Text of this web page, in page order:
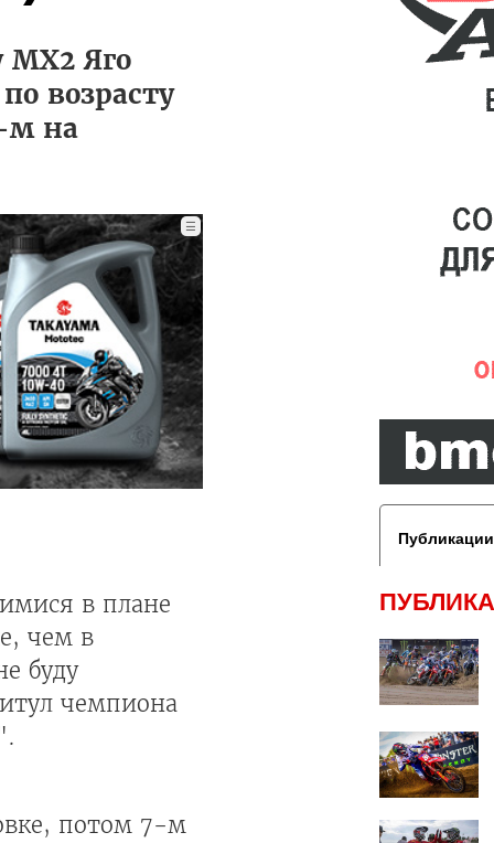
Яго
возрасту
м на
☰
в плане
чем в
буду
чемпиона
потом 7-м